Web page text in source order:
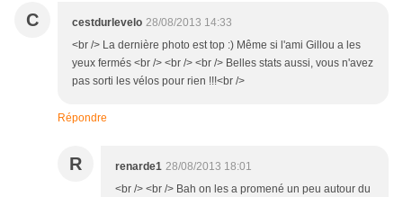
C cestdurlevelo 28/08/2013 14:33
<br /> La dernière photo est top :) Même si l'ami Gillou a les
yeux fermés <br /> <br /> <br /> Belles stats aussi, vous n'avez
pas sorti les vélos pour rien !!!<br />
Répondre
R renarde1 28/08/2013 18:01
<br /> <br /> Bah on les a promené un peu autour du